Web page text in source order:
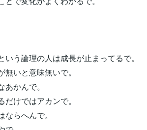
いう論理の人は成長が止まってるで。
いと意味無いで。
かんで。
けではアカンで。
らへんで。